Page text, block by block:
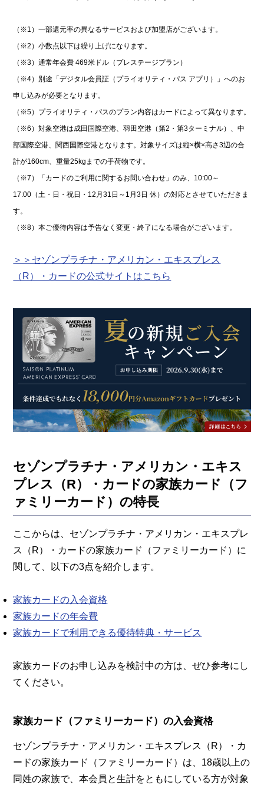
（※1）一部還元率の異なるサービスおよび加盟店がございます。
（※2）小数点以下は繰り上げになります。
（※3）通常年会費 469米ドル（プレステージプラン）
（※4）別途「デジタル会員証（プライオリティ・パス アプリ）」へのお
申し込みが必要となります。
（※5）プライオリティ・パスのプラン内容はカードによって異なります。
（※6）対象空港は成田国際空港、羽田空港（第2・第3ターミナル）、中
部国際空港、関西国際空港となります。対象サイズは縦×横×高さ3辺の合
計が160cm、重量25kgまでの手荷物です。
（※7）「カードのご利用に関するお問い合わせ」のみ、10:00～
17:00（土・日・祝日・12月31日～1月3日 休）の対応とさせていただきま
す。
（※8）本ご優待内容は予告なく変更・終了になる場合がございます。
＞＞セゾンプラチナ・アメリカン・エキスプレス
（R）・カードの公式サイトはこちら
セゾンプラチナ・アメリカン・エキス
プレス（R）・カードの家族カード（フ
ァミリーカード）の特長
ここからは、セゾンプラチナ・アメリカン・エキスプレ
ス（R）・カードの家族カード（ファミリーカード）に
関して、以下の3点を紹介します。
家族カードの入会資格
家族カードの年会費
家族カードで利用できる優待特典・サービス
家族カードのお申し込みを検討中の方は、ぜひ参考にし
てください。
家族カード（ファミリーカード）の入会資格
セゾンプラチナ・アメリカン・エキスプレス（R）・カ
ードの家族カード（ファミリーカード）は、18歳以上の
同姓の家族で、本会員と生計をともにしている方が対象